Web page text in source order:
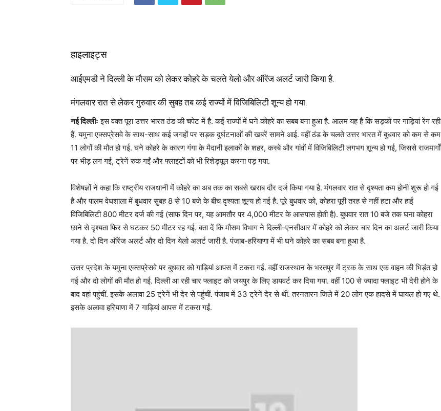
हाइलाइट्स
आईएमडी ने दिल्ली के मौसम को लेकर कोहरे के चलते येलो और ऑरेंज अलर्ट जारी किया है.
मंगलवार रात से लेकर गुरुवार की सुबह तब कई राज्यों में विजिबिलिटी शून्य हो गया.
नई दिल्लीः इस वक्त पूरा उत्तर भारत ठंड की चपेट में है. कई राज्यों में घने कोहरे का सबब बना हुआ है. आलम यह है कि सड़कों पर गाड़ियां रेंग रही
हैं. यमुना एक्सप्रेसवे के साथ-साथ कई जगहों पर सड़क दुर्घटनाओं की खबरें सामने आई. वहीं ठंड के चलते उत्तर भारत में बुधवार को कम से कम
11 लोगों की मौत हो गई. घने कोहरे के कारण गंगा के मैदानी इलाकों के शहर, कस्बे और गांवों में विजिबिलिटी लगभग शून्य हो गई, जिससे राजमार्गों
पर भीड़ लग गई, ट्रेनें रुक गईं और फ्लाइटों को भी रिशेड्यूल करना पड़ गया.
विशेषज्ञों ने कहा कि राष्ट्रीय राजधानी में कोहरे का अब तक का सबसे खराब दौर दर्ज किया गया है. मंगलवार रात से दृश्यता कम होनी शुरू हो गई
है और पालम वेधशाला में बुधवार सुबह 8 से 10 बजे के बीच दृश्यता शून्य हो गई है. पूरे बुधवार को, कोहरा पूरी तरह से नहीं हटा और हाई
विजिबिलिटी 800 मीटर दर्ज की गई (साफ दिन पर, यह आमतौर पर 4,000 मीटर के आसपास होती है). बुधवार रात 10 बजे तक घना कोहरा
छाने से दृश्यता फिर से घटकर 50 मीटर रह गई. बता दें कि मौसम विभाग ने दिल्ली-एनसीआर में कोहरे को लेकर चार दिन का अलर्ट जारी किया
गया है. दो दिन ऑरेंज अलर्ट और दो दिन येलो अलर्ट जारी है. पंजाब-हरियाणा में भी घने कोहरे का सबब बना हुआ है.
उत्तर प्रदेश के यमुना एक्सप्रेसवे पर बुधवार को गाड़ियां आपस में टकरा गईं. वहीं राजस्थान के भरतपुर में ट्रक के साथ एक वाहन की भिड़ंत हो
गई और दो लोगों की मौत हो गई. दिल्ली आ रही चार फ्लाइट को जयपुर के लिए डायवर्ट कर दिया गया. वहीं 100 से ज्यादा फ्लाइट भी देरी होने के
बाद वहां पहुंचीं. इसके अलावा 25 ट्रेनें भी देर से पहुंचीं. पंजाब में 33 ट्रेनें देर से थीं. तरनतारन जिले में 20 लोग एक हादसे में घायल हो गए थे.
इसके अलावा हरियाणा में 7 गाड़ियां आपस में टकरा गईं.